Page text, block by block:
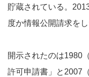
貯蔵されている。
度か情報公開請求をし
開示されたのは1980
許可申請書」と2007